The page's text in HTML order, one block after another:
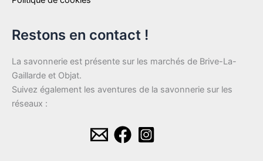
Restons en contact !
La savonnerie est présente sur les marchés de Brive-La-
Gaillarde et Objat.
Suivez également les aventures de la savonnerie sur les
réseaux :